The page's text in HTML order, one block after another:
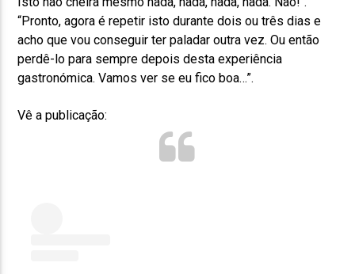
“Pronto, agora é repetir isto durante dois ou três dias e
acho que vou conseguir ter paladar outra vez. Ou então
perdê-lo para sempre depois desta experiência
gastronómica. Vamos ver se eu fico boa…”.
Vê a publicação: